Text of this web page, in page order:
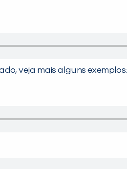
veja mais alguns exemplos: